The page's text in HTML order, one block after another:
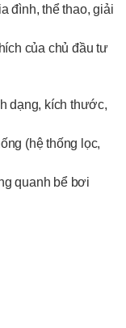
đình, thể thao, giải
của chủ đầu tư
dạng, kích thước,
(hệ thống lọc,
quanh bể bơi